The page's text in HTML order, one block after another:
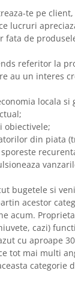
te pe
lucruri
de
referitor la
au un interes
locala si
obiectivele;
din piata
bugetele si
acestor
acum.
cazi)
cu aproape
tot mai multi
categorie